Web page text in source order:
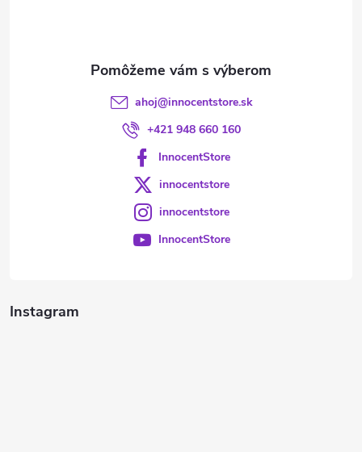
Instagram
ahoj@innocentstore.sk
+421 948 660 160
InnocentStore
innocentstore
innocentstore
InnocentStore